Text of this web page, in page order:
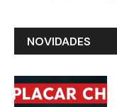
NOVIDADES